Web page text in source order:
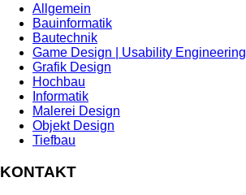
Allgemein
Bauinformatik
Bautechnik
Game Design | Usability Engineering
Grafik Design
Hochbau
Informatik
Malerei Design
Objekt Design
Tiefbau
KONTAKT